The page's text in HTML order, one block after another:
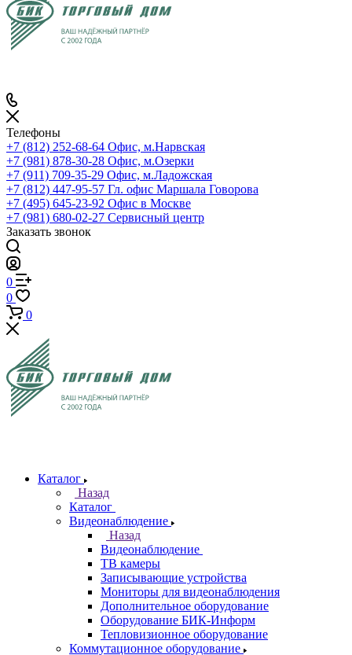
Телефоны
+7 (812) 252-68-64 Офис, м.Нарвская
+7 (981) 878-30-28 Офис, м.Озерки
+7 (911) 709-35-29 Офис, м.Ладожская
+7 (812) 447-95-57 Гл. офис Маршала Говорова
+7 (495) 645-23-92 Офис в Москве
+7 (981) 680-02-27 Сервисный центр
Заказать звонок
0
0
0
Каталог
Назад
Каталог
Видеонаблюдение
Назад
Видеонаблюдение
ТВ камеры
Записывающие устройства
Мониторы для видеонаблюдения
Дополнительное оборудование
Оборудование БИК-Информ
Тепловизионное оборудование
Коммутационное оборудование